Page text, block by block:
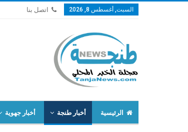
السبت, أغسطس 8, 2026 اتصل بنا
الرئيسية أخبار طنجة أخبار جهوية